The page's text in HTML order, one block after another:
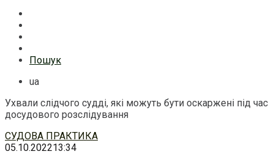
Пошук
ua
Ухвали слідчого судді, які можуть бути оскаржені під час
досудового розслідування
Перейти
до
СУДОВА ПРАКТИКА
05.10.202213:34